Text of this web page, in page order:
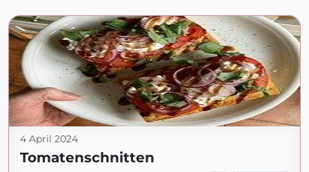
4 April 2024
Tomatenschnitten